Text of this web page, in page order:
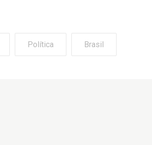
Política Brasil